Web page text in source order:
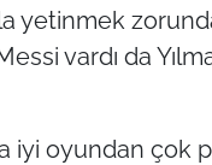
yetinmek
vardı da
iyi oyundan çok